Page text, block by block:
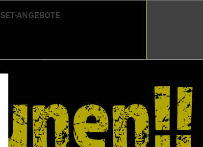
SET-ANGEBOTE